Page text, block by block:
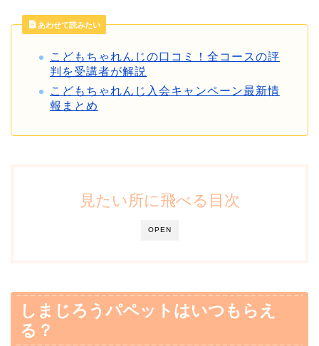
あわせて読みたい
こどもちゃれんじの口コミ！全コースの評
判を受講者が解説
こどもちゃれんじ入会キャンペーン最新情
報まとめ
OPEN
見たい所に飛べる目次
しまじろうパペットはいつもらえ
る？